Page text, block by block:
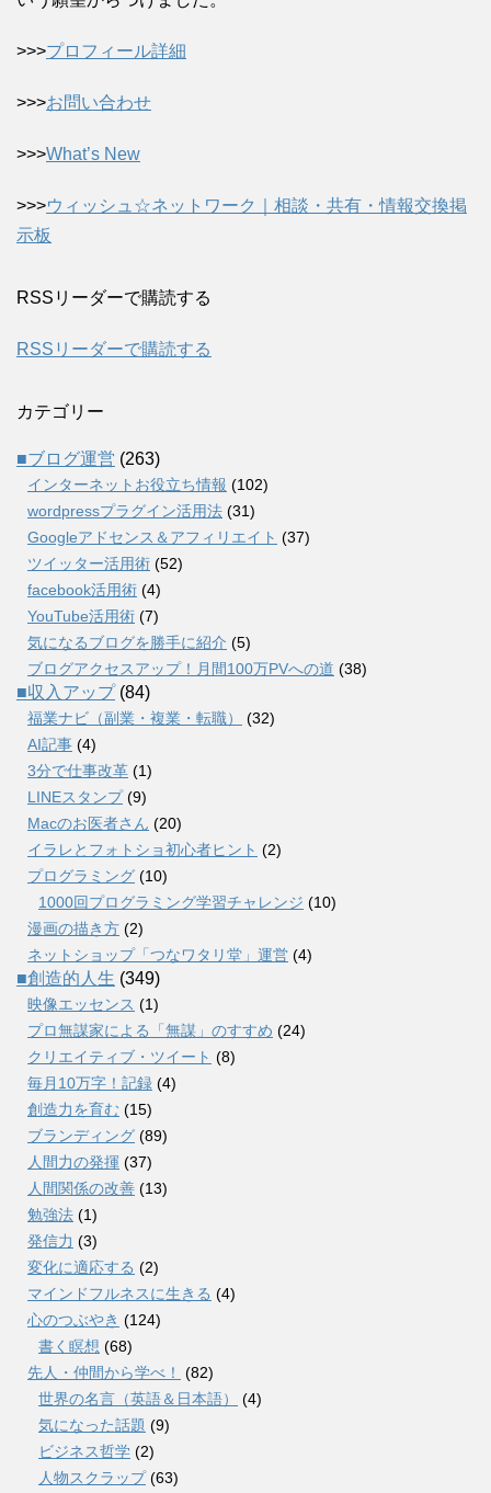
>>>プロフィール詳細
>>>お問い合わせ
>>>What’s New
>>>ウィッシュ☆ネットワーク｜相談・共有・情報交換掲
示板
RSSリーダーで購読する
RSSリーダーで購読する
カテゴリー
■ブログ運営 (263)
インターネットお役立ち情報 (102)
wordpressプラグイン活用法 (31)
Googleアドセンス＆アフィリエイト (37)
ツイッター活用術 (52)
facebook活用術 (4)
YouTube活用術 (7)
気になるブログを勝手に紹介 (5)
ブログアクセスアップ！月間100万PVへの道 (38)
■収入アップ(84)
福業ナビ（副業・複業・転職）
(32)
AI記事 (4)
3分で仕事改革 (1)
LINEスタンプ(9)
Macのお医者さん (20)
イラレとフォトショ初心者ヒント (2)
プログラミング (10)
1000回プログラミング学習チャレンジ (10)
漫画の描き方 (2)
ネットショップ「つなワタリ堂」運営 (4)
■創造的人生 (349)
映像エッセンス (1)
プロ無謀家による「無謀」のすすめ (24)
クリエイティブ・ツイート (8)
毎月10万字！記録 (4)
創造力を育む (15)
ブランディング (89)
人間力の発揮 (37)
人間関係の改善 (13)
勉強法 (1)
発信力 (3)
変化に適応する (2)
マインドフルネスに生きる (4)
心のつぶやき (124)
書く瞑想 (68)
先人・仲間から学べ！
(82)
世界の名言（英語＆日本語）
(4)
気になった話題 (9)
ビジネス哲学 (2)
人物スクラップ(63)